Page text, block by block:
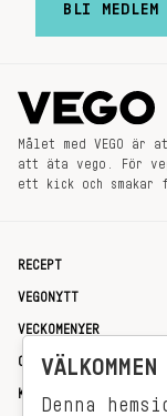
BLI MEDLEM
Målet med VEGO
att äta vego. För
ett kick och smakar
RECEPT
VEGONYTT
VECKOMENYER
OM OSS
KONTAKT
Denna